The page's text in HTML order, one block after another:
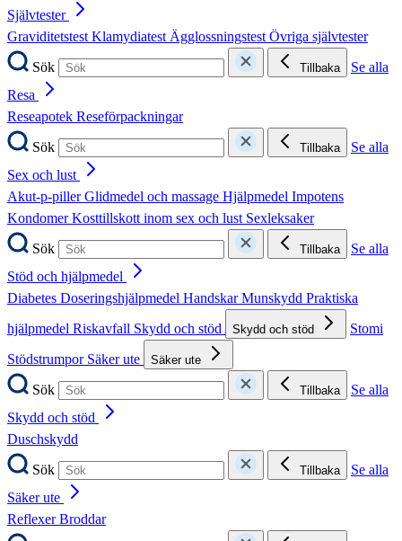
Självtester
GraviditetstestKlamydiatestÄgglossningstestÖvriga självtester
Sök
Tillbaka
Se alla
Resa
Reseapotek Reseförpackningar
Sök
Tillbaka
Se alla
Sex och lust
Akut-p-pillerGlidmedel och massage Hjälpmedel Impotens
KondomerKosttillskott inom sex och lust Sexleksaker
Sök
Tillbaka
Se alla
Stöd och hjälpmedel
Diabetes Doseringshjälpmedel HandskarMunskydd Praktiska
hjälpmedel Riskavfall Skydd och stöd Skydd och stöd
Stomi
Stödstrumpor Säker ute Säker ute
Sök Tillbaka
Se alla
Skydd och stöd
Duschskydd
Sök
Tillbaka
Se alla
Säker ute
ReflexerBroddar